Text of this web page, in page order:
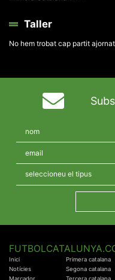
Taller
No hem trobat cap partit
Inici
Notícies
Primera catalana
Segona catalana